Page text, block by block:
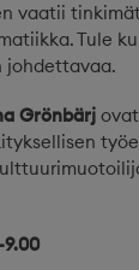
vaatii
Tule
johdettavaa.
Grönbärj